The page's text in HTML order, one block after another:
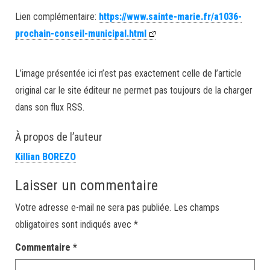
Lien complémentaire: https://www.sainte-marie.fr/a1036-
prochain-conseil-municipal.html
L’image présentée ici n’est pas exactement celle de l’article
original car le site éditeur ne permet pas toujours de la charger
dans son flux RSS.
À propos de l’auteur
Killian BOREZO
Laisser un commentaire
Votre adresse e-mail ne sera pas publiée. Les champs
obligatoires sont indiqués avec *
Commentaire *